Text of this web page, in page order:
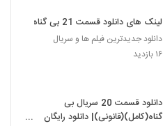
لینک های دانلود قسمت 21 بی گناه
دانلود جدیدترین فیلم ها و سریال
۱۶ بازدید
دانلود قسمت 20 سریال بی
گناه(کامل)(قانونی)| دانلود رایگان